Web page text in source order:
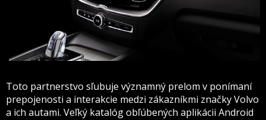
Toto partnerstvo sľubuje významný prelom v ponímaní
prepojenosti a interakcie medzi zákazníkmi značky Volvo
a ich autami. Veľký katalóg obľúbených aplikácii Android